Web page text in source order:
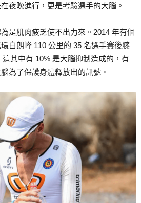
夜晚進行，更是考驗選手的大腦。
是肌肉疲乏使不出力來。2014 年有個
白朗峰 110 公里的 35 名選手賽後膝
其中有 10% 是大腦抑制造成的，有
為了保護身體釋放出的訊號。